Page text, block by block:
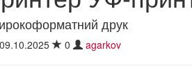
друк
09.10.2025 0 agarkov